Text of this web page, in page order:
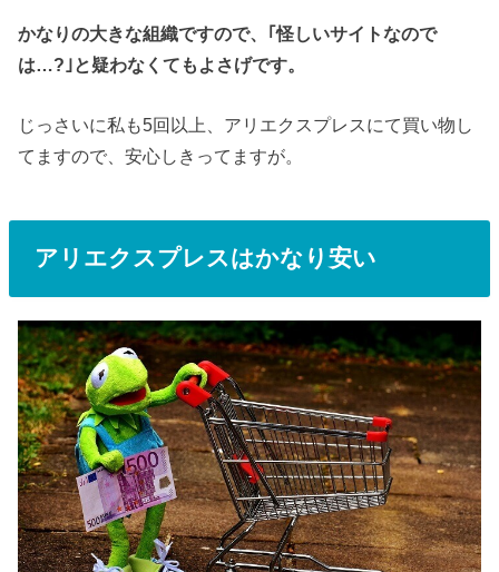
かなりの大きな組織ですので、｢怪しいサイトなので
は…?｣と疑わなくてもよさげです。
じっさいに私も5回以上、アリエクスプレスにて買い物し
てますので、安心しきってますが。
アリエクスプレスはかなり安い